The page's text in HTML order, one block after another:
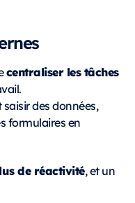
centraliser les tâches
des données,
formulaires en
de réactivité, et un